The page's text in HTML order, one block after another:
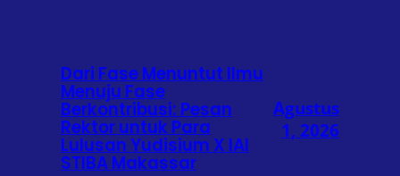
Dari Fase Menuntut Ilmu
Menuju Fase
Berkontribusi: Pesan
Rektor untuk Para
Lulusan Yudisium X IAI
STIBA Makassar
Agustus
1, 2026